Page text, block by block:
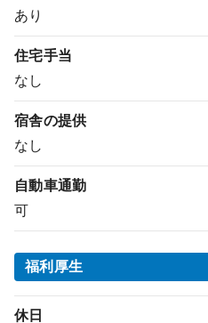
あり
住宅手当
なし
宿舎の提供
なし
自動車通勤
可
福利厚生
休日